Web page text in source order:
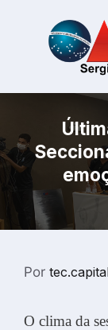
Por
O clima da